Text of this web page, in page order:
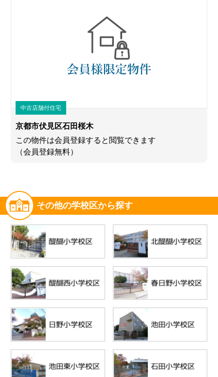
中古店舗付住宅
京都市伏見区石田桜木
この物件は会員登録すると閲覧できます
（会員登録無料）
その他の学校区から探す